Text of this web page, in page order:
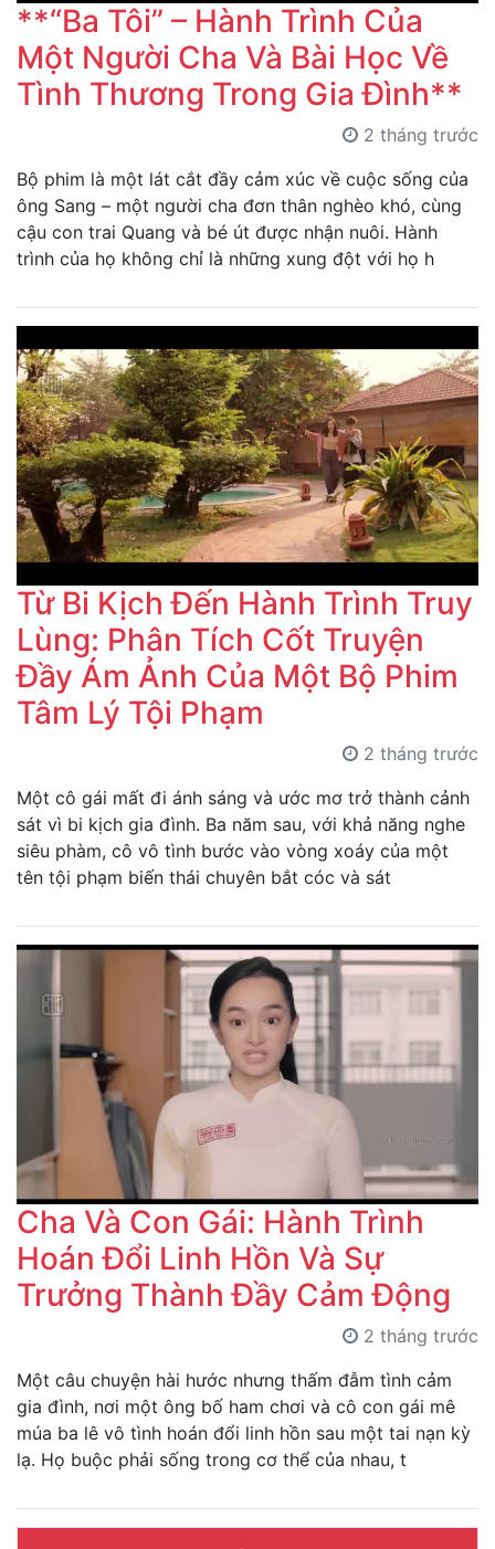
**“Ba Tôi” – Hành Trình Của
Một Người Cha Và Bài Học Về
Tình Thương Trong Gia Đình**
2 tháng trước
Bộ phim là một lát cắt đầy cảm xúc về cuộc sống của
ông Sang – một người cha đơn thân nghèo khó, cùng
cậu con trai Quang và bé út được nhận nuôi. Hành
trình của họ không chỉ là những xung đột với họ h
Từ Bi Kịch Đến Hành Trình Truy
Lùng: Phân Tích Cốt Truyện
Đầy Ám Ảnh Của Một Bộ Phim
Tâm Lý Tội Phạm
2 tháng trước
Một cô gái mất đi ánh sáng và ước mơ trở thành cảnh
sát vì bi kịch gia đình. Ba năm sau, với khả năng nghe
siêu phàm, cô vô tình bước vào vòng xoáy của một
tên tội phạm biến thái chuyên bắt cóc và sát
Cha Và Con Gái: Hành Trình
Hoán Đổi Linh Hồn Và Sự
Trưởng Thành Đầy Cảm Động
2 tháng trước
Một câu chuyện hài hước nhưng thấm đẫm tình cảm
gia đình, nơi một ông bố ham chơi và cô con gái mê
múa ba lê vô tình hoán đổi linh hồn sau một tai nạn kỳ
lạ. Họ buộc phải sống trong cơ thể của nhau, t